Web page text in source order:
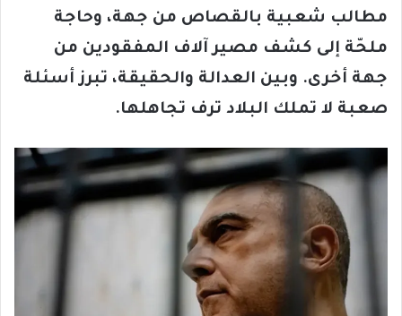
مطالب شعبية بالقصاص من جهة، وحاجة
ملحّة إلى كشف مصير آلاف المفقودين من
جهة أخرى. وبين العدالة والحقيقة، تبرز أسئلة
صعبة لا تملك البلاد ترف تجاهلها.